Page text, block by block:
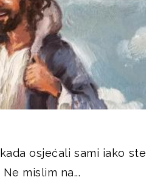
osjećali sami iako ste
mislim na...